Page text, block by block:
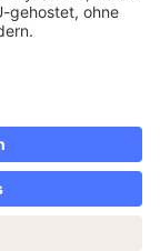
samstags
Bank AG
Hinweis